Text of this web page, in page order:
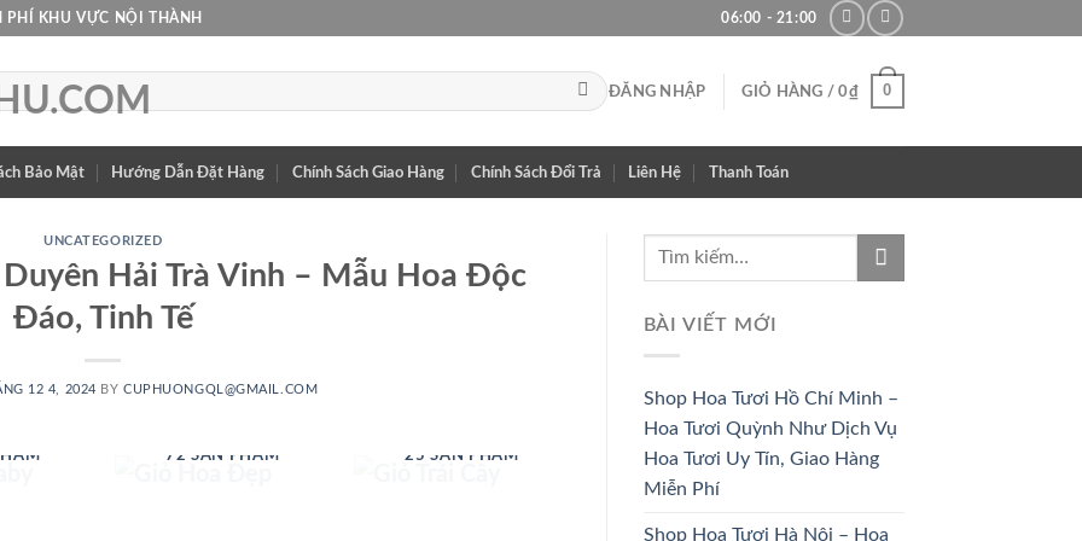
KHU VỰC NỘI THÀNH 06:00 - 21:00
ĐĂNG NHẬP GIỎ HÀNG /0₫ 0
Bảo Mật Hướng Dẫn Đặt Hàng Chính Sách Giao Hàng Chính Sách Đổi Trả Liên Hệ Thanh Toán
UNCATEGORIZED
Hải Trà Vinh – Mẫu Hoa Độc
Đáo, Tinh Tế
12 4, 2024 BYCUPHUONGQL@GMAIL.COM
72 SẢN PHẨM 25 SẢN PHẨM
BÀI VIẾT MỚI
Shop Hoa Tươi Hồ Chí Minh –
Hoa Tươi Quỳnh Như Dịch Vụ
Hoa Tươi Uy Tín, Giao Hàng
Miễn Phí
Shop Hoa Tươi Hà Nội – Hoa